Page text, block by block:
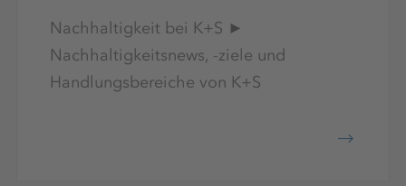
Nachhaltigkeit bei K+S ►
Nachhaltigkeitsnews, -ziele und
Handlungsbereiche von K+S